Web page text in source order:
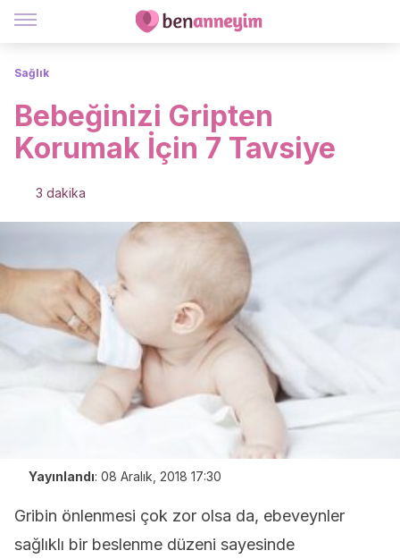
Sağlık
Bebeğinizi Gripten
Korumak İçin 7 Tavsiye
3 dakika
Yayınlandı: 08 Aralık, 2018 17:30
Gribin önlenmesi çok zor olsa da, ebeveynler
sağlıklı bir beslenme düzeni sayesinde